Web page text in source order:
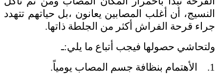
النسيج، أن أغلب المصابين يعانون ،بل حياتهم تتهدد
جراء قرحة الفراش أكثر من الجلطة ذاتها.
ولتحاشي حصولها فيجب أتباع ما يلي:ـ
1. الأهتمام بنظافة جسم المصاب يومياً.